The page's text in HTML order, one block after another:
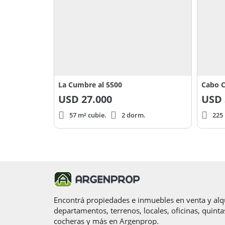
La Cumbre al 5500
USD 27.000
57 m² cubie. 2 dorm.
Cabo
USD
225
Encontrá propiedades e inmuebles en venta y
departamentos, terrenos, locales, oficinas,
cocheras y más en Argenprop.